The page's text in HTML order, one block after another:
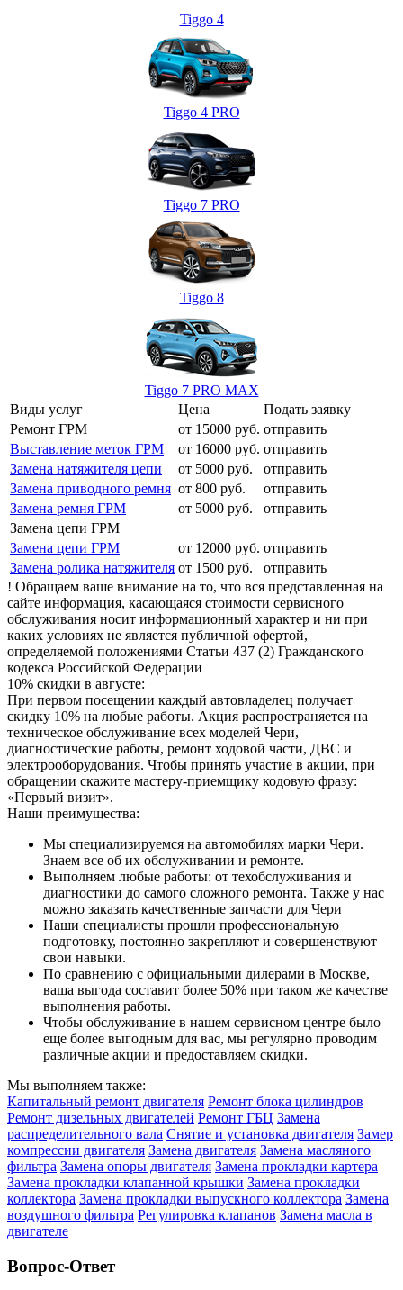
Tiggo 4
Tiggo 4 PRO
Tiggo 7 PRO
Tiggo 8
Tiggo 7 PRO MAX
Виды услуг
Цена
Подать заявку
Ремонт ГРМ
от 15000 руб. отправить
Выставление меток ГРМ
от 16000 руб. отправить
Замена натяжителя цепи
от 5000 руб.
отправить
Замена приводного ремня от 800 руб.
отправить
Замена ремня ГРМ
от 5000 руб.
отправить
Замена цепи ГРМ
Замена цепи ГРМ
от 12000 руб. отправить
Замена ролика натяжителя от 1500 руб.
отправить
! Обращаем ваше внимание на то, что вся представленная на
сайте информация, касающаяся стоимости сервисного
обслуживания носит информационный характер и ни при
каких условиях не является публичной офертой,
определяемой положениями Статьи 437 (2) Гражданского
кодекса Российской Федерации
10% скидки в августе:
При первом посещении каждый автовладелец получает
скидку 10% на любые работы. Акция распространяется на
техническое обслуживание всех моделей Чери,
диагностические работы, ремонт ходовой части, ДВС и
электрооборудования. Чтобы принять участие в акции, при
обращении скажите мастеру-приемщику кодовую фразу:
«Первый визит».
Наши преимущества:
Мы специализируемся на автомобилях марки Чери.
Знаем все об их обслуживании и ремонте.
Выполняем любые работы: от техобслуживания и
диагностики до самого сложного ремонта. Также у нас
можно заказать качественные запчасти для Чери
Наши специалисты прошли профессиональную
подготовку, постоянно закрепляют и совершенствуют
свои навыки.
По сравнению с официальными дилерами в Москве,
ваша выгода составит более 50% при таком же качестве
выполнения работы.
Чтобы обслуживание в нашем сервисном центре было
еще более выгодным для вас, мы регулярно проводим
различные акции и предоставляем скидки.
Мы выполняем также:
Капитальный ремонт двигателя Ремонт блока цилиндров
Ремонт дизельных двигателей Ремонт ГБЦ Замена
распределительного вала Снятие и установка двигателя Замер
компрессии двигателя Замена двигателя Замена масляного
фильтра Замена опоры двигателя Замена прокладки картера
Замена прокладки клапанной крышки Замена прокладки
коллектора Замена прокладки выпускного коллектора Замена
воздушного фильтра Регулировка клапанов Замена масла в
двигателе
Вопрос-Ответ